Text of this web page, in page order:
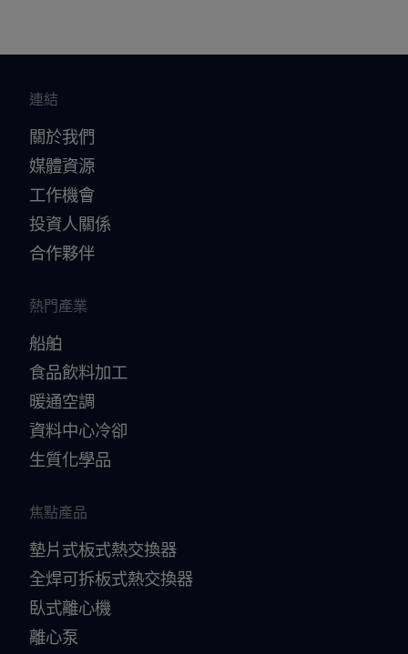
連結
關於我們
媒體資源
工作機會
投資人關係
合作夥伴
熱門產業
船舶
食品飲料加工
暖通空調
資料中心冷卻
生質化學品
焦點產品
墊片式板式熱交換器
全焊可拆板式熱交換器
臥式離心機
離心泵